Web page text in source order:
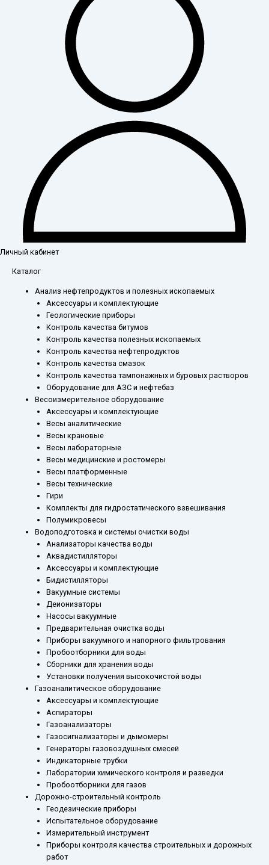
Личный кабинет
Каталог
Анализ нефтепродуктов и полезных ископаемых
Аксессуары и комплектующие
Геологические приборы
Контроль качества битумов
Контроль качества полезных ископаемых
Контроль качества нефтепродуктов
Контроль качества смазок
Контроль качества тампонажных и буровых растворов
Оборудование для АЗС и нефтебаз
Весоизмерительное оборудование
Аксессуары и комплектующие
Весы аналитические
Весы крановые
Весы лабораторные
Весы медицинские и ростомеры
Весы платформенные
Весы технические
Гири
Комплекты для гидростатического взвешивания
Полумикровесы
Водоподготовка и системы очистки воды
Анализаторы качества воды
Аквадистилляторы
Аксессуары и комплектующие
Бидистилляторы
Вакуумные системы
Деионизаторы
Насосы вакуумные
Предварительная очистка воды
Приборы вакуумного и напорного фильтрования
Пробоотборники для воды
Сборники для хранения воды
Установки получения высокочистой воды
Газоаналитическое оборудование
Аксессуары и комплектующие
Аспираторы
Газоанализаторы
Газосигнализаторы и дымомеры
Генераторы газовоздушных смесей
Индикаторные трубки
Лаборатории химического контроля и разведки
Пробоотборники для газов
Дорожно-строительный контроль
Геодезические приборы
Испытательное оборудование
Измерительный инструмент
Приборы контроля качества строительных и дорожных
работ